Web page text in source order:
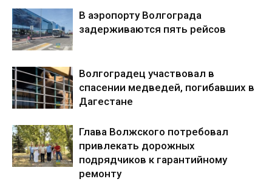
В аэропорту Волгограда
задерживаются пять рейсов
Волгоградец участвовал в
спасении медведей, погибавших в
Дагестане
Глава Волжского потребовал
привлекать дорожных
подрядчиков к гарантийному
ремонту